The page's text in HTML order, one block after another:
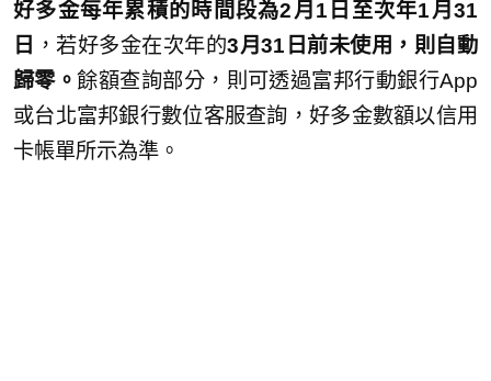
好多金每年累積的時間段為2月1日至次年1月31
日 ，若好多金在次年的3月31日前未使用，則自動
歸零。餘額查詢部分，則可透過富邦行動銀行App
或台北富邦銀行數位客服查詢，好多金數額以信用
卡帳單所示為準。